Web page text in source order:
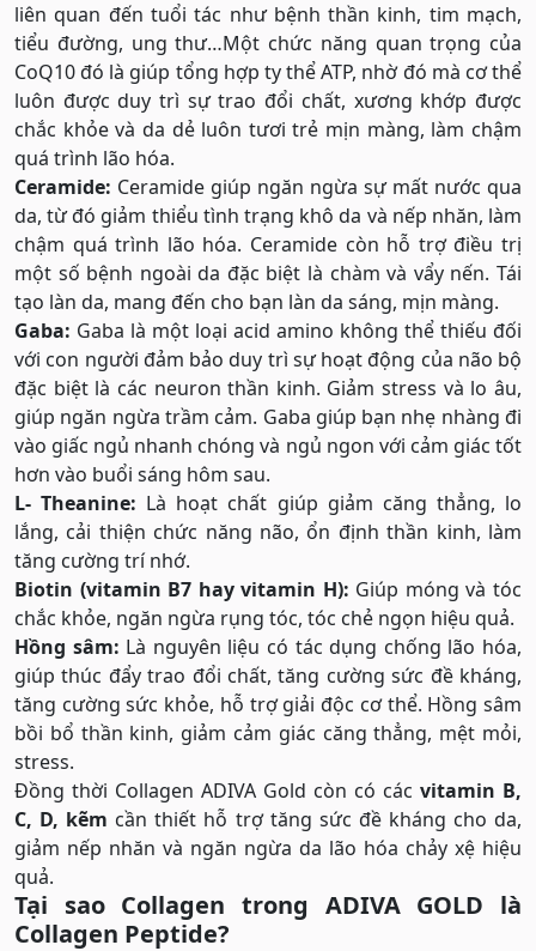
liên quan đến tuổi tác như bệnh thần kinh, tim mạch,
tiểu đường, ung thư…Một chức năng quan trọng của
CoQ10 đó là giúp tổng hợp ty thể ATP, nhờ đó mà cơ thể
luôn được duy trì sự trao đổi chất, xương khớp được
chắc khỏe và da dẻ luôn tươi trẻ mịn màng, làm chậm
quá trình lão hóa.
Ceramide: Ceramide giúp ngăn ngừa sự mất nước qua
da, từ đó giảm thiểu tình trạng khô da và nếp nhăn, làm
chậm quá trình lão hóa. Ceramide còn hỗ trợ điều trị
một số bệnh ngoài da đặc biệt là chàm và vẩy nến. Tái
tạo làn da, mang đến cho bạn làn da sáng, mịn màng.
Gaba: Gaba là một loại acid amino không thể thiếu đối
với con người đảm bảo duy trì sự hoạt động của não bộ
đặc biệt là các neuron thần kinh. Giảm stress và lo âu,
giúp ngăn ngừa trầm cảm. Gaba giúp bạn nhẹ nhàng đi
vào giấc ngủ nhanh chóng và ngủ ngon với cảm giác tốt
hơn vào buổi sáng hôm sau.
L- Theanine: Là hoạt chất giúp giảm căng thẳng, lo
lắng, cải thiện chức năng não, ổn định thần kinh, làm
tăng cường trí nhớ.
Biotin (vitamin B7 hay vitamin H): Giúp móng và tóc
chắc khỏe, ngăn ngừa rụng tóc, tóc chẻ ngọn hiệu quả.
Hồng sâm: Là nguyên liệu có tác dụng chống lão hóa,
giúp thúc đẩy trao đổi chất, tăng cường sức đề kháng,
tăng cường sức khỏe, hỗ trợ giải độc cơ thể. Hồng sâm
bồi bổ thần kinh, giảm cảm giác căng thẳng, mệt mỏi,
stress.
Đồng thời Collagen ADIVA Gold còn có các vitamin B,
C, D, kẽm cần thiết hỗ trợ tăng sức đề kháng cho da,
giảm nếp nhăn và ngăn ngừa da lão hóa chảy xệ hiệu
quả.
Tại sao Collagen trong ADIVA GOLD là
Collagen Peptide?